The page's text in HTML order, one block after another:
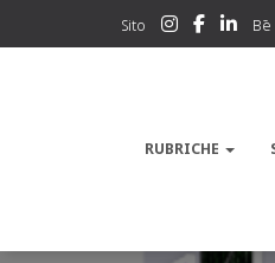
Sito Bē
RUBRICHE